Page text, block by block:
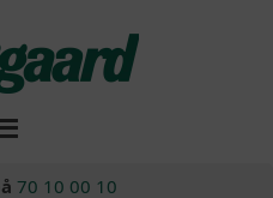
70 10 00 10